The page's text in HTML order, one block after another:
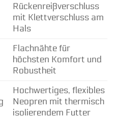
Rückenreißverschluss
mit Klettverschluss am
Hals
Flachnähte für
höchsten Komfort und
Robustheit
Hochwertiges, flexibles
Neopren mit thermisch
isolierendem Futter